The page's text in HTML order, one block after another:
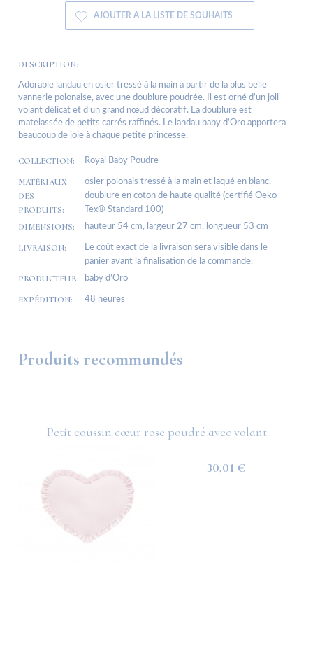
AJOUTER A LA LISTE DE SOUHAITS
DESCRIPTION:
Adorable landau en osier tressé à la main à partir de la plus belle
vannerie polonaise, avec une doublure poudrée. Il est orné d’un joli
volant délicat et d’un grand nœud décoratif. La doublure est
matelassée de petits carrés raffinés. Le landau baby d’Oro apportera
beaucoup de joie à chaque petite princesse.
COLLECTION: Royal Baby Poudre
MATÉRIAUX
DES
PRODUITS:
osier polonais tressé à la main et laqué en blanc,
doublure en coton de haute qualité (certifié Oeko-
Tex® Standard 100)
DIMENSIONS: hauteur 54 cm, largeur 27 cm, longueur 53 cm
LIVRAISON:
Le coût exact de la livraison sera visible dans le
panier avant la finalisation de la commande.
PRODUCTEUR: baby d’Oro
EXPÉDITION: 48 heures
Produits recommandés
Petit coussin cœur rose poudré avec volant
30,01 €